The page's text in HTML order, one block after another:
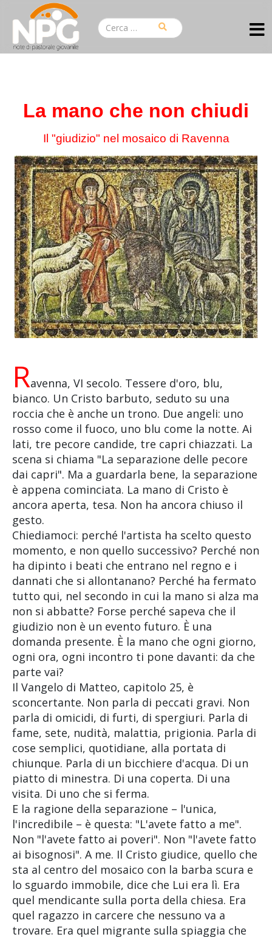
La mano che non chiudi
Il "giudizio" nel mosaico di Ravenna
Ravenna, VI secolo. Tessere d'oro, blu,
bianco. Un Cristo barbuto, seduto su una
roccia che è anche un trono. Due angeli: uno
rosso come il fuoco, uno blu come la notte. Ai
lati, tre pecore candide, tre capri chiazzati. La
scena si chiama "La separazione delle pecore
dai capri". Ma a guardarla bene, la separazione
è appena cominciata. La mano di Cristo è
ancora aperta, tesa. Non ha ancora chiuso il
gesto.
Chiediamoci: perché l'artista ha scelto questo
momento, e non quello successivo? Perché non
ha dipinto i beati che entrano nel regno e i
dannati che si allontanano? Perché ha fermato
tutto qui, nel secondo in cui la mano si alza ma
non si abbatte? Forse perché sapeva che il
giudizio non è un evento futuro. È una
domanda presente. È la mano che ogni giorno,
ogni ora, ogni incontro ti pone davanti: da che
parte vai?
Il Vangelo di Matteo, capitolo 25, è
sconcertante. Non parla di peccati gravi. Non
parla di omicidi, di furti, di spergiuri. Parla di
fame, sete, nudità, malattia, prigionia. Parla di
cose semplici, quotidiane, alla portata di
chiunque. Parla di un bicchiere d'acqua. Di un
piatto di minestra. Di una coperta. Di una
visita. Di uno che si ferma.
E la ragione della separazione – l'unica,
l'incredibile – è questa: "L'avete fatto a me".
Non "l'avete fatto ai poveri". Non "l'avete fatto
ai bisognosi". A me. Il Cristo giudice, quello che
sta al centro del mosaico con la barba scura e
lo sguardo immobile, dice che Lui era lì. Era
quel mendicante sulla porta della chiesa. Era
quel ragazzo in carcere che nessuno va a
trovare. Era quel migrante sulla spiaggia che